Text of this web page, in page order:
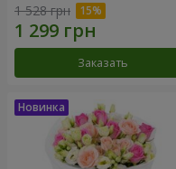
1 528 грн
Заказать